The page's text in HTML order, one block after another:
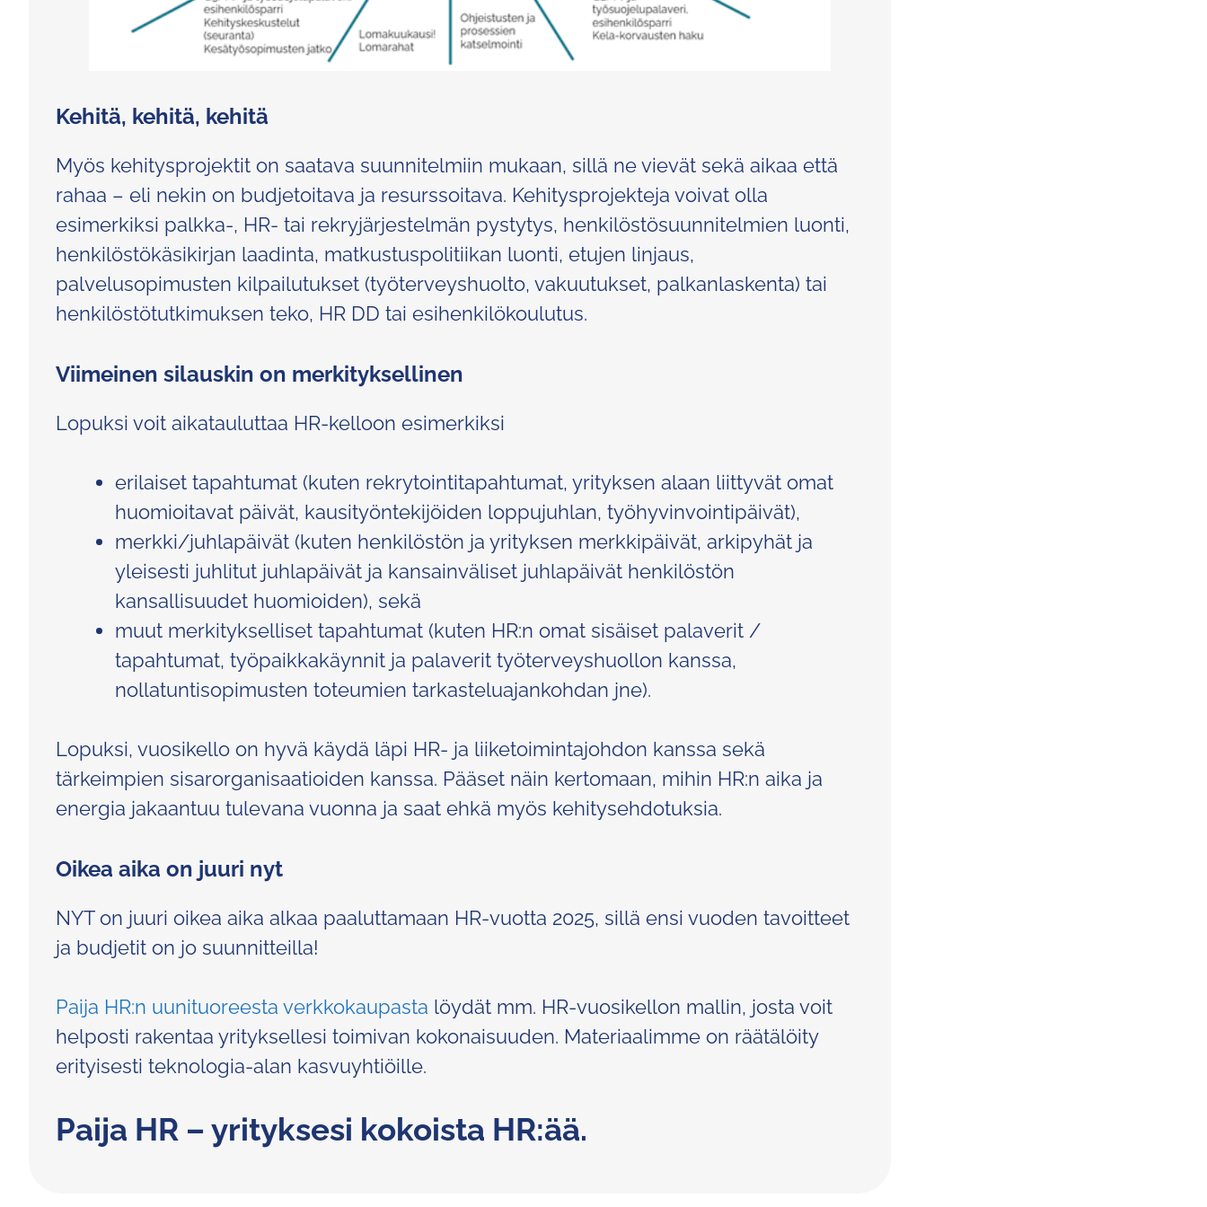
Kehitä, kehitä, kehitä
Myös kehitysprojektit on saatava suunnitelmiin mukaan, sillä ne vievät sekä aikaa että
rahaa – eli nekin on budjetoitava ja resurssoitava. Kehitysprojekteja voivat olla
esimerkiksi palkka-, HR- tai rekryjärjestelmän pystytys, henkilöstösuunnitelmien luonti,
henkilöstökäsikirjan laadinta, matkustuspolitiikan luonti, etujen linjaus,
palvelusopimusten kilpailutukset (työterveyshuolto, vakuutukset, palkanlaskenta) tai
henkilöstötutkimuksen teko, HR DD tai esihenkilökoulutus.
Viimeinen silauskin on merkityksellinen
Lopuksi voit aikatauluttaa HR-kelloon esimerkiksi
erilaiset tapahtumat (kuten rekrytointitapahtumat, yrityksen alaan liittyvät omat
huomioitavat päivät, kausityöntekijöiden loppujuhlan, työhyvinvointipäivät),
merkki/juhlapäivät (kuten henkilöstön ja yrityksen merkkipäivät, arkipyhät ja
yleisesti juhlitut juhlapäivät ja kansainväliset juhlapäivät henkilöstön
kansallisuudet huomioiden), sekä
muut merkitykselliset tapahtumat (kuten HR:n omat sisäiset palaverit /
tapahtumat, työpaikkakäynnit ja palaverit työterveyshuollon kanssa,
nollatuntisopimusten toteumien tarkasteluajankohdan jne).
Lopuksi, vuosikello on hyvä käydä läpi HR- ja liiketoimintajohdon kanssa sekä
tärkeimpien sisarorganisaatioiden kanssa. Pääset näin kertomaan, mihin HR:n aika ja
energia jakaantuu tulevana vuonna ja saat ehkä myös kehitysehdotuksia.
Oikea aika on juuri nyt
NYT on juuri oikea aika alkaa paaluttamaan HR-vuotta 2025, sillä ensi vuoden tavoitteet
ja budjetit on jo suunnitteilla!
Paija HR:n uunituoreesta verkkokaupasta löydät mm. HR-vuosikellon mallin, josta voit
helposti rakentaa yrityksellesi toimivan kokonaisuuden. Materiaalimme on räätälöity
erityisesti teknologia-alan kasvuyhtiöille.
Paija HR – yrityksesi kokoista HR:ää.